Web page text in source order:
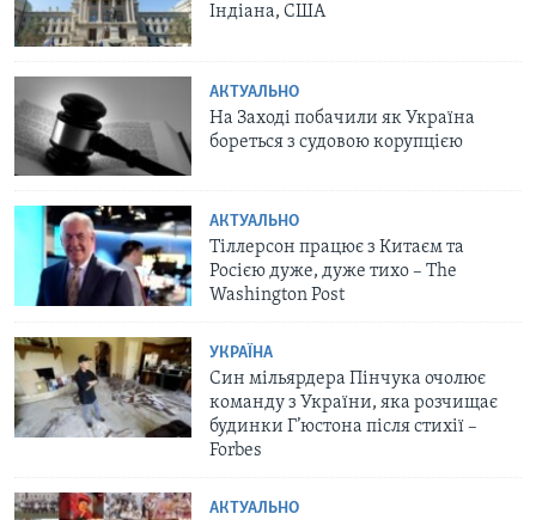
Індіана, США
АКТУАЛЬНО
На Заході побачили як Україна
бореться з судовою корупцією
АКТУАЛЬНО
Тіллерсон працює з Китаєм та
Росією дуже, дуже тихо – The
Washington Post
УКРАЇНА
Син мільярдера Пінчука очолює
команду з України, яка розчищає
будинки Г’юстона після стихії –
Forbes
АКТУАЛЬНО